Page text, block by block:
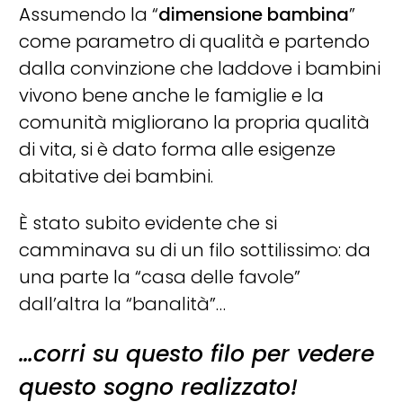
Assumendo la “dimensione bambina”
come parametro di qualità e partendo
dalla convinzione che laddove i bambini
vivono bene anche le famiglie e la
comunità migliorano la propria qualità
di vita, si è dato forma alle esigenze
abitative dei bambini.
È stato subito evidente che si
camminava su di un filo sottilissimo: da
una parte la “casa delle favole”
dall’altra la “banalità”…
…corri su questo filo per vedere
questo sogno realizzato!